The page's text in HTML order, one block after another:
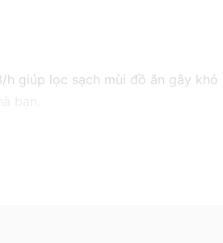
h giúp lọc sạch mùi đồ ăn gây khó
bạn.